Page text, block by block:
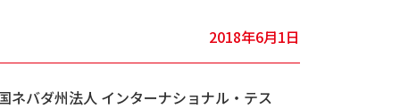
2018年6月1日
ネバダ州法人 インターナショナル・テス